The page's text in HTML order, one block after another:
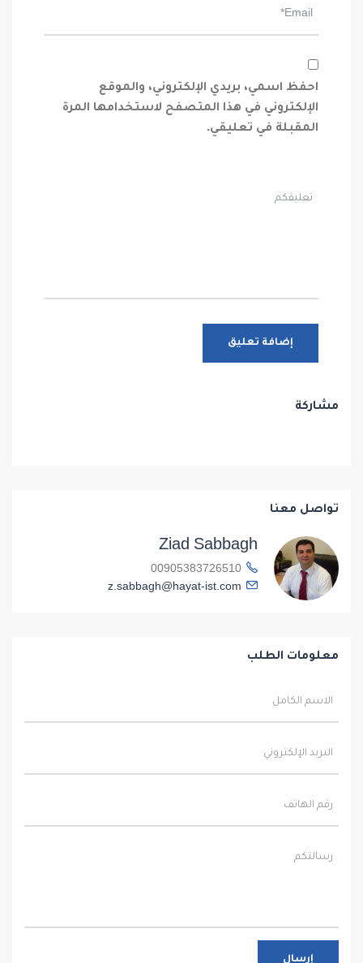
احفظ اسمي، بريدي الإلكتروني، والموقع
الإلكتروني في هذا المتصفح لاستخدامها المرة
المقبلة في تعليقي.
مشاركة
تواصل معنا
Ziad Sabbagh
z.sabbagh@hayat-ist.com
معلومات الطلب
إرسال